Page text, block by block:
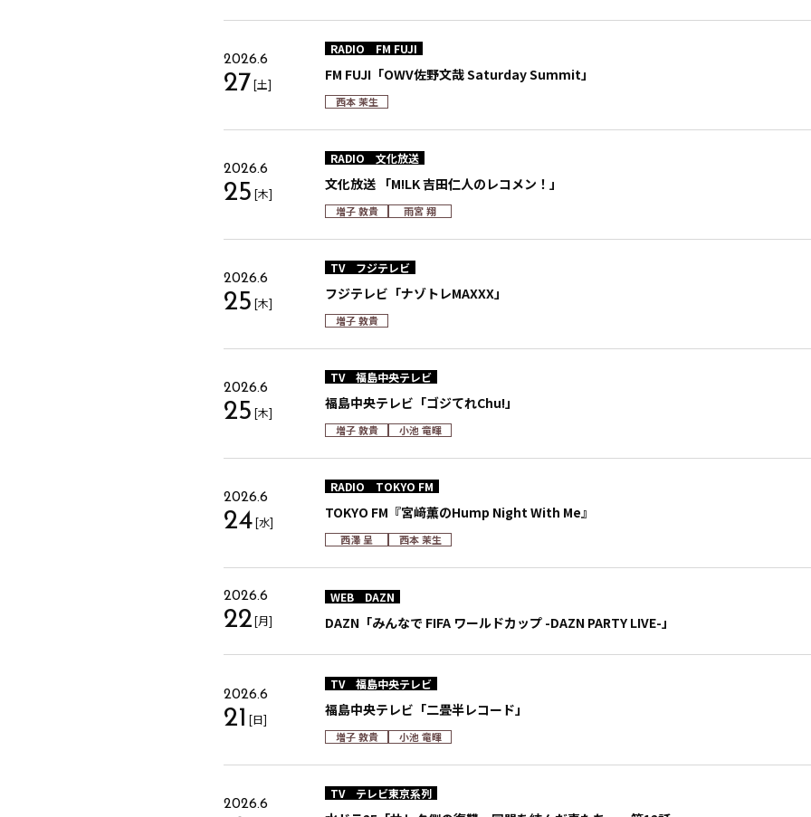
2026.6
27[土]
RADIO FM FUJI
FM FUJI「OWV佐野文哉 Saturday Summit」
西本 茉生
2026.6
25 [木]
RADIO 文化放送
文化放送 「M!LK 吉田仁人のレコメン！」
増子 敦貴 雨宮 翔
2026.6
25 [木]
TV フジテレビ
フジテレビ「ナゾトレMAXXX」
増子 敦貴
2026.6
25 [木]
TV 福島中央テレビ
福島中央テレビ「ゴジてれChu!」
増子 敦貴 小池 竜暉
2026.6
24[水]
RADIO TOKYO FM
TOKYO FM『宮﨑薫のHump Night With Me』
西澤 呈 西本 茉生
2026.6
22[月]
WEB DAZN
DAZN「みんなで FIFA ワールドカップ -DAZN PARTY LIVE-」
2026.6
21 [日]
TV 福島中央テレビ
福島中央テレビ「二畳半レコード」
増子 敦貴 小池 竜暉
2026.6
TV テレビ東京系列